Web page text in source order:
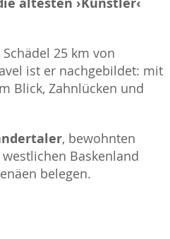
25 km von
ist er nachgebildet: mit
Blick, Zahnlücken und
, bewohnten
Baskenland
belegen.